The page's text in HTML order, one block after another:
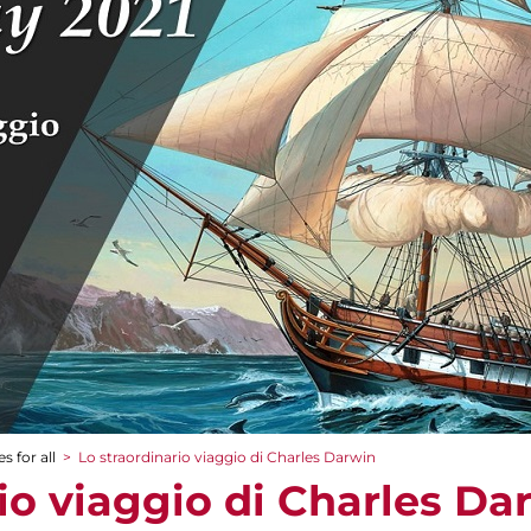
for all > Lo straordinario viaggio di Charles Darwin
viaggio di Charles